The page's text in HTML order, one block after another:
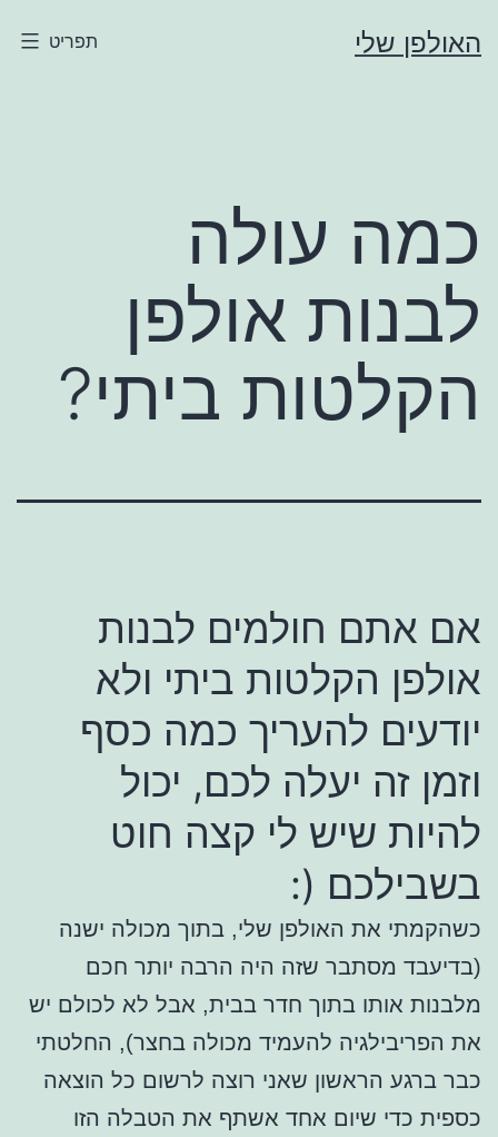
שלי
עולה
אולפן
ביתי?
חולמים לבנות
הקלטות ביתי ולא
להעריך כמה כסף
יעלה לכם, יכול
שיש לי קצה חוט
(:
את האולפן שלי, בתוך מכולה ישנה
מסתבר שזה היה הרבה יותר חכם
בתוך חדר בבית, אבל לא לכולם יש
להעמיד מכולה בחצר), החלטתי
הראשון שאני רוצה לרשום כל הוצאה
שיום אחד אשתף את הטבלה הזו